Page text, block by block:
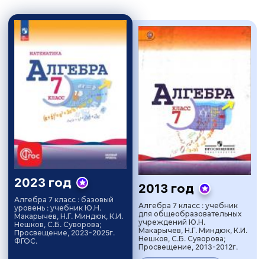
2023 год
Алгебра 7 класс : базовый
уровень : учебник Ю.Н.
Макарычев, Н.Г. Миндюк, К.И.
Нешков, С.Б. Суворова;
Просвещение, 2023-2025г.
ФГОС.
2013 год
Алгебра 7 класс : учебник
для общеобразовательных
учреждений Ю.Н.
Макарычев, Н.Г. Миндюк, К.И.
Нешков, С.Б. Суворова;
Просвещение, 2013-2012г.